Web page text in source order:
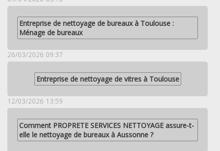
Entreprise de nettoyage de bureaux à Toulouse :
Ménage de bureaux
26/03/2026 09:37
Entreprise de nettoyage de vitres à Toulouse
12/03/2026 13:59
Comment PROPRETE SERVICES NETTOYAGE assure-t-
elle le nettoyage de bureaux à Aussonne ?